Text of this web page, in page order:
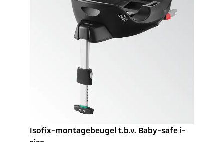
Isofix-montagebeugel t.b.v. Baby-safe i-